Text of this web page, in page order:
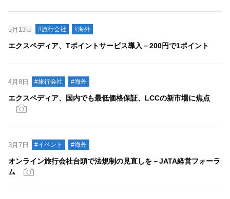
5月13日 #旅行会社 #海外
エクスペディア、Tポイントサービス導入－200円で1ポイント
4月8日 #旅行会社 #海外
エクスペディア、国内でも最低価格保証、LCCの新市場に焦点
3月7日 #イベント #海外
オンライン旅行会社台頭で法規制の見直しを－JATA経営フォーラ
ム